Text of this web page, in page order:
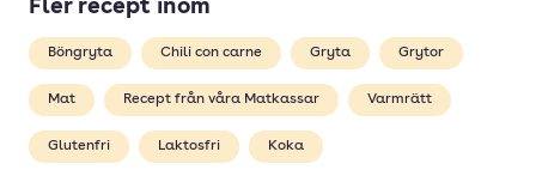
Fler recept inom
Böngryta Chili con carne Gryta Grytor
Mat Recept från våra Matkassar Varmrätt
Glutenfri Laktosfri Koka